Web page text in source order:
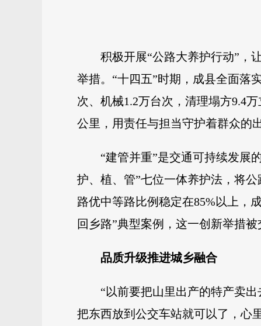
积极开展“公路大养护行动”，
举措。“十四五”时期，成县全面落
次、机械1.2万台次，清理塌方9.4
公里，用责任与担当守护着群众的
“建管并重”是交通可持续发展
护、植、管”七位一体养护法，将
路优中等路比例稳定在85%以上，
回乡路”典型案例，这一创新举措被
品质升级推进城乡融合
“以前要把山里出产的特产卖
把东西放到公交车站就可以了，心